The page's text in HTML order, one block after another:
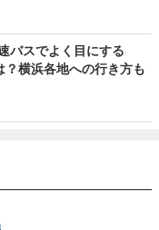
バスでよく目にする
？横浜各地への行き方も